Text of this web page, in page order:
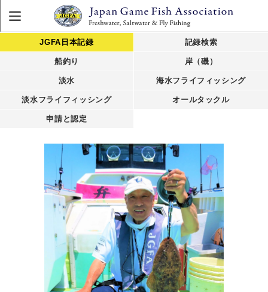
JGFA日本記録 記録検索
船釣り 岸（磯）
淡水 海水フライフィッシング
淡水フライフィッシング オールタックル
申請と認定